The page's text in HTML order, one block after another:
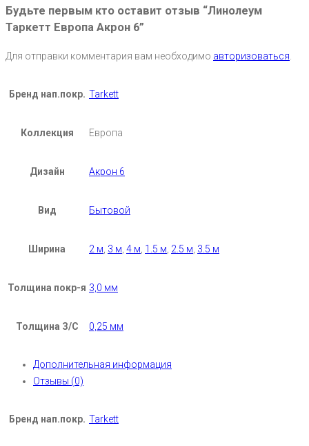
Будьте первым кто оставит отзыв “Линолеум
Таркетт Европа Акрон 6”
Для отправки комментария вам необходимо авторизоваться
Бренд нап.покр. Tarkett
Коллекция Европа
Дизайн Акрон 6
Вид Бытовой
Ширина 2 м 3 м 4 м 1.5 м 2.5 м 3.5 м
Толщина покр-я 3,0 мм
Толщина З/С 0,25 мм
Дополнительная информация
Отзывы (0)
Бренд нап.покр. Tarkett